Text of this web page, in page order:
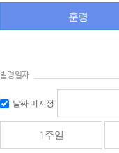
훈령
발령일자
날짜 미지정
1주일